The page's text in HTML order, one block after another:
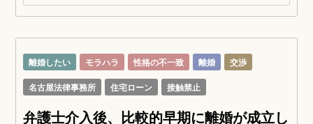
離婚したい モラハラ 性格の不一致 離婚
交渉
名古屋法律事務所
住宅ローン 接触禁止
弁護士介入後、比較的早期に離婚が成立し